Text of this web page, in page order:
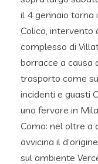
il 4 gennaio torna
Colico, intervento
complesso di
borracce a causa
trasporto come
incidenti e guasti
uno fervore in
Como: nel oltre a
avvicina il
sul ambiente